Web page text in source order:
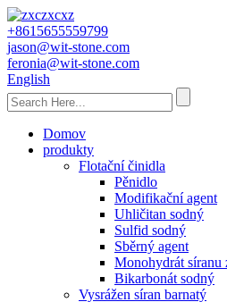
+8615655559799
jason@wit-stone.com
feronia@wit-stone.com
English
Domov
produkty
Flotační činidla
Pěnidlo
Modifikační agent
Uhličitan sodný
Sulfid sodný
Sběrný agent
Monohydrát síranu
Bikarbonát sodný
Vysrážen síran barnatý